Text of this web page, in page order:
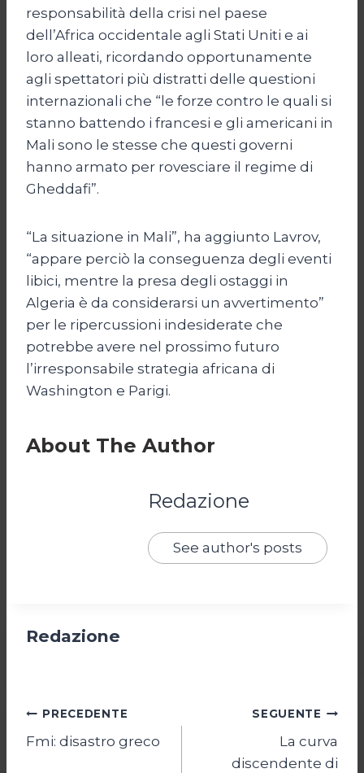
responsabilità della crisi nel paese
dell’Africa occidentale agli Stati Uniti e ai
loro alleati, ricordando opportunamente
agli spettatori più distratti delle questioni
internazionali che “le forze contro le quali si
stanno battendo i francesi e gli americani in
Mali sono le stesse che questi governi
hanno armato per rovesciare il regime di
Gheddafi”.
“La situazione in Mali”, ha aggiunto Lavrov,
“appare perciò la conseguenza degli eventi
libici, mentre la presa degli ostaggi in
Algeria è da considerarsi un avvertimento”
per le ripercussioni indesiderate che
potrebbe avere nel prossimo futuro
l’irresponsabile strategia africana di
Washington e Parigi.
About The Author
Redazione
See author's posts
Redazione
Navigazione
articoli
PRECEDENTE
Fmi: disastro greco
SEGUENTE
La curva
discendente di